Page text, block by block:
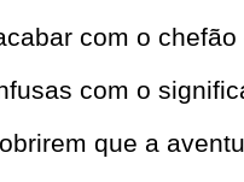
com o
com o
que a